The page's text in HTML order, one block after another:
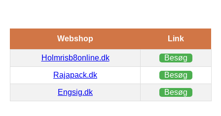
Webshop Link
Holmrisb8online.dk Besøg
Rajapack.dk Besøg
Engsig.dk Besøg